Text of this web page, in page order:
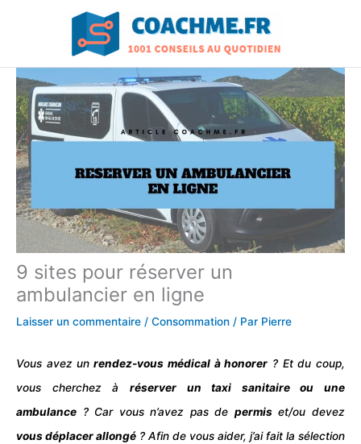
9 sites pour réserver un
ambulancier en ligne
Laisser un commentaire / Consommation / Par Pierre
Vous avez un rendez-vous médical à honorer ? Et du coup,
vous cherchez à réserver untaxi
sanitaire ou une
ambulance ? Car vous n’avez pas de permiset/ou devez
vous déplacer allongé ? Afin de vous aider, j’ai fait la sélection